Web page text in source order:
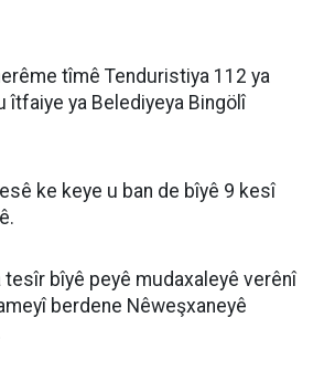
tîmê Tenduristiya 112 ya
îtfaiye ya Belediyeya Bingölî
ke keye u ban de bîyê 9 kesî
tesîr bîyê peyê mudaxaleyê verênî
berdene Nêweşxaneyê